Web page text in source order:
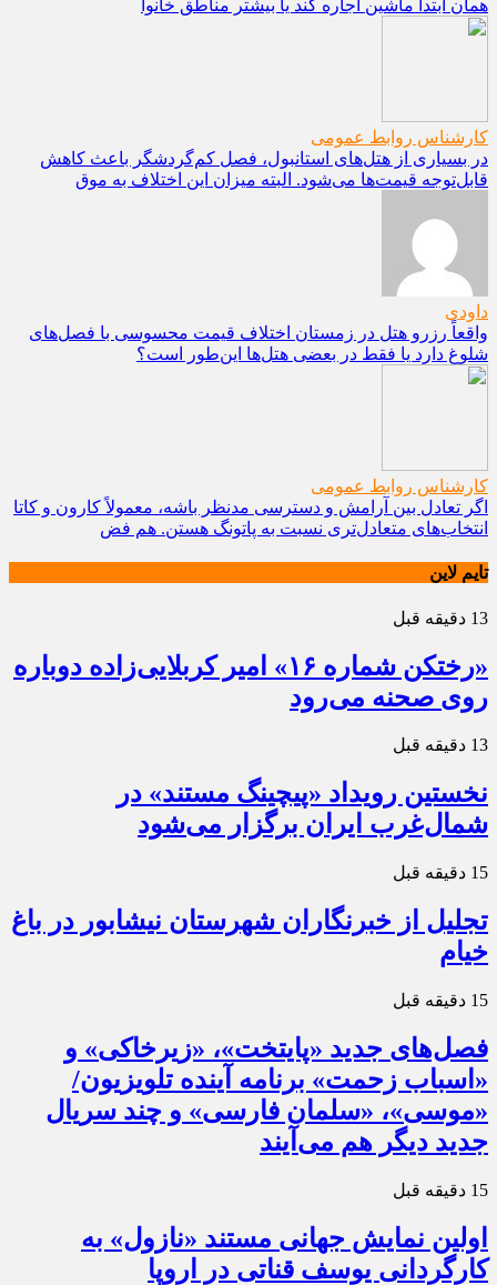
همان ابتدا ماشین اجاره کند یا بیشتر مناطق خانوا
کارشناس روابط عمومی
در بسیاری از هتل‌های استانبول، فصل کم‌گردشگر باعث کاهش
قابل‌توجه قیمت‌ها می‌شود. البته میزان این اختلاف به موق
داودی
واقعاً رزرو هتل در زمستان اختلاف قیمت محسوسی با فصل‌های
شلوغ دارد یا فقط در بعضی هتل‌ها این‌طور است؟
کارشناس روابط عمومی
اگر تعادل بین آرامش و دسترسی مدنظر باشه، معمولاً کارون و کاتا
انتخاب‌های متعادل‌تری نسبت به پاتونگ هستن. هم فض
تایم لاین
13 دقیقه قبل
«رختکن شماره ۱۶» امیر کربلایی‌زاده دوباره
روی صحنه می‌رود
13 دقیقه قبل
نخستین رویداد «پیچینگ مستند» در
شمال‌غرب ایران برگزار می‌شود
15 دقیقه قبل
تجلیل از خبرنگاران شهرستان نیشابور در باغ
خیام
15 دقیقه قبل
فصل‌های جدید «پایتخت»، «زیرخاکی» و
«اسباب زحمت» برنامه آینده تلویزیون/
«موسی»، «سلمان فارسی» و چند سریال
جدید دیگر هم می‌آیند
15 دقیقه قبل
اولین نمایش جهانی مستند «نازول» به
کارگردانی یوسف قناتی در اروپا